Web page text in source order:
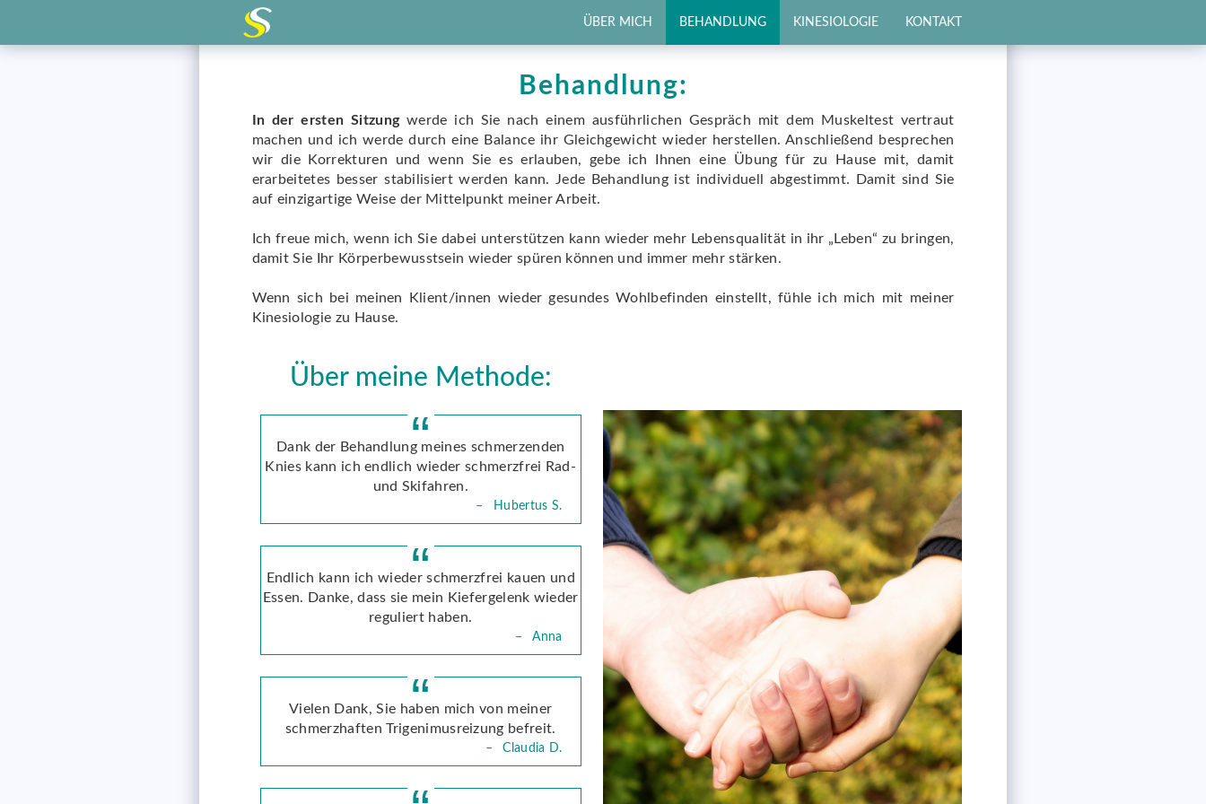
ÜBER MICH BEHANDLUNG KINESIOLOGIE KONTAKT
Behandlung:
In der ersten Sitzungwerde ich Sie nach einem ausführlichen Gespräch mit dem Muskeltest vertraut
machen und ich werde durch eine Balance ihr Gleichgewicht wieder herstellen. Anschließend besprechen
wir die Korrekturen und wenn Sie es erlauben, gebe ich Ihnen eine Übung für zu Hause mit, damit
erarbeitetes besser stabilisiert werden kann. Jede Behandlung ist individuell abgestimmt. Damit sind Sie
auf einzigartige Weise der Mittelpunkt meiner Arbeit.
Ich freue mich, wenn ich Sie dabei unterstützen kann wieder mehr Lebensqualität in ihr „Leben“ zu bringen,
damit Sie Ihr Körperbewusstsein wieder spüren können und immer mehr stärken.
Wenn sich bei meinen Klient/innen wieder gesundes Wohlbefinden einstellt, fühle ich mich mit meiner
Kinesiologie zu Hause.
Über meine Methode:
Dank der Behandlung meines schmerzenden
Knies kann ich endlich wieder schmerzfrei Rad-
und Skifahren.
Endlich kann ich wieder schmerzfrei kauen und
Essen. Danke, dass sie mein Kiefergelenk wieder
reguliert haben.
Vielen Dank, Sie haben mich von meiner
schmerzhaften Trigenimusreizung befreit.